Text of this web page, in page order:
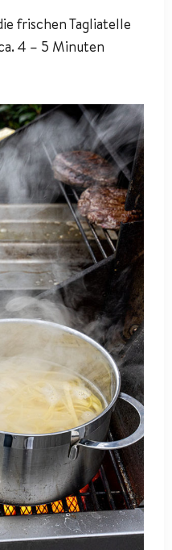
frischen Tagliatelle
4 – 5 Minuten